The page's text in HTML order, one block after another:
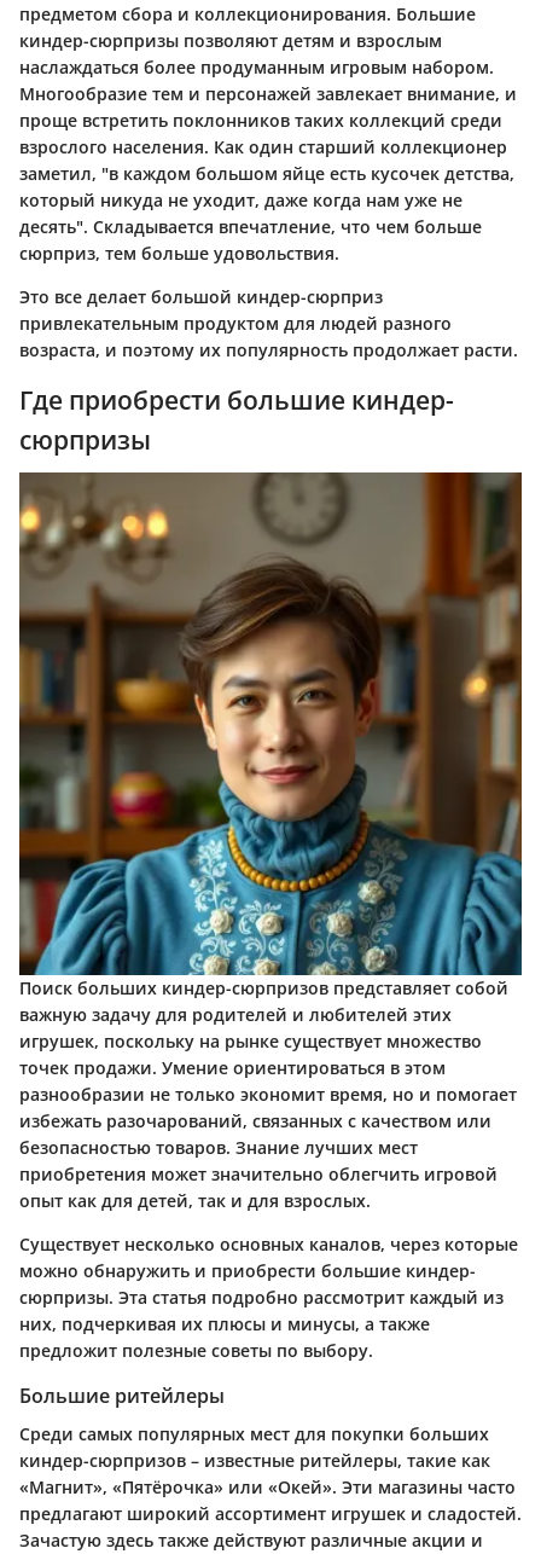
предметом сбора и коллекционирования. Большие
киндер-сюрпризы позволяют детям и взрослым
наслаждаться более продуманным игровым набором.
Многообразие тем и персонажей завлекает внимание, и
проще встретить поклонников таких коллекций среди
взрослого населения. Как один старший коллекционер
заметил, "в каждом большом яйце есть кусочек детства,
который никуда не уходит, даже когда нам уже не
десять". Складывается впечатление, что чем больше
сюрприз, тем больше удовольствия.
Это все делает большой киндер-сюрприз
привлекательным продуктом для людей разного
возраста, и поэтому их популярность продолжает расти.
Где приобрести большие киндер-
сюрпризы
Поиск больших киндер-сюрпризов представляет собой
важную задачу для родителей и любителей этих
игрушек, поскольку на рынке существует множество
точек продажи. Умение ориентироваться в этом
разнообразии не только экономит время, но и помогает
избежать разочарований, связанных с качеством или
безопасностью товаров. Знание лучших мест
приобретения может значительно облегчить игровой
опыт как для детей, так и для взрослых.
Существует несколько основных каналов, через которые
можно обнаружить и приобрести большие киндер-
сюрпризы. Эта статья подробно рассмотрит каждый из
них, подчеркивая их плюсы и минусы, а также
предложит полезные советы по выбору.
Большие ритейлеры
Среди самых популярных мест для покупки больших
киндер-сюрпризов – известные ритейлеры, такие как
«Магнит», «Пятёрочка» или «Окей». Эти магазины часто
предлагают широкий ассортимент игрушек и сладостей.
Зачастую здесь также действуют различные акции и